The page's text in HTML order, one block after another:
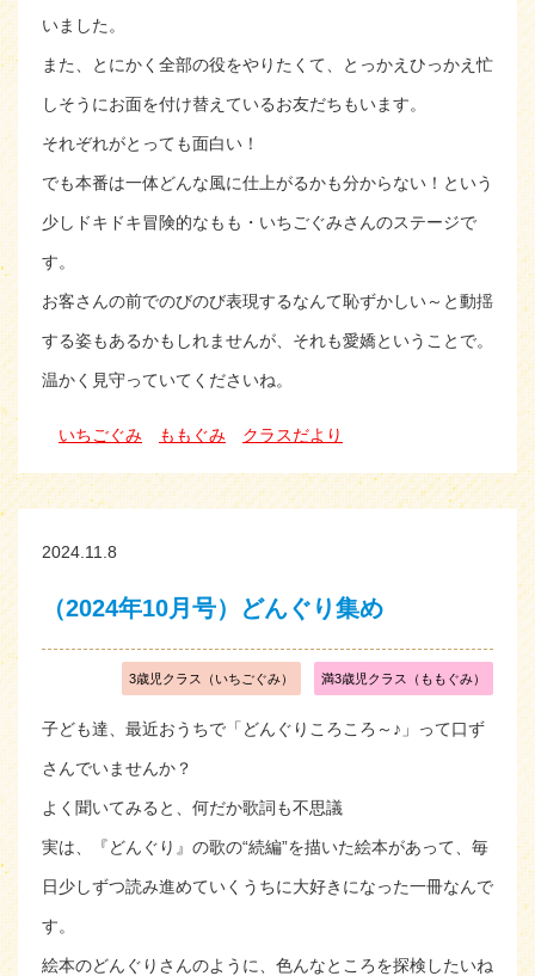
いました。
また、とにかく全部の役をやりたくて、とっかえひっかえ忙
しそうにお面を付け替えているお友だちもいます。
それぞれがとっても面白い！
でも本番は一体どんな風に仕上がるかも分からない！という
少しドキドキ冒険的なもも・いちごぐみさんのステージで
す。
お客さんの前でのびのび表現するなんて恥ずかしい～と動揺
する姿もあるかもしれませんが、それも愛嬌ということで。
温かく見守っていてくださいね。
いちごぐみ ももぐみ クラスだより
2024.11.8
（2024年10月号）どんぐり集め
満3歳児クラス（ももぐみ）
3歳児クラス（いちごぐみ）
子ども達、最近おうちで「どんぐりころころ～♪」って口ず
さんでいませんか？
よく聞いてみると、何だか歌詞も不思議
実は、『どんぐり』の歌の“続編”を描いた絵本があって、毎
日少しずつ読み進めていくうちに大好きになった一冊なんで
す。
絵本のどんぐりさんのように、色んなところを探検したいね